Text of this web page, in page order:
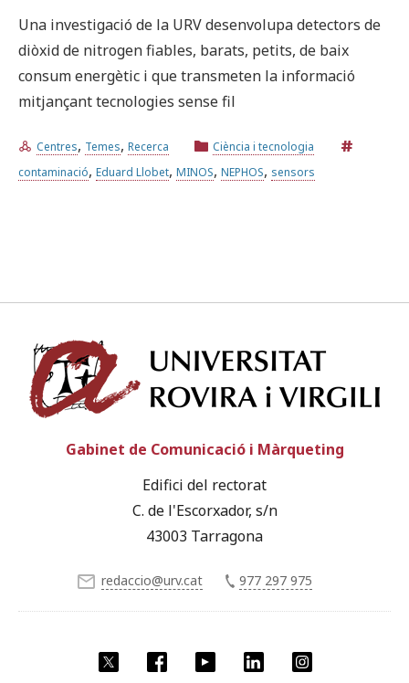
Una investigació de la URV desenvolupa detectors de
diòxid de nitrogen fiables, barats, petits, de baix
consum energètic i que transmeten la informació
mitjançant tecnologies sense fil
Centres, Temes, Recerca
Ciència i tecnologia
contaminació, Eduard Llobet, MINOS, NEPHOS, sensors
Facebook YouTube LinkedIn
Gabinet de Comunicació i Màrqueting
Edifici del rectorat
C. de l'Escorxador, s/n
43003 Tarragona
redaccio@urv.cat 977 297 975